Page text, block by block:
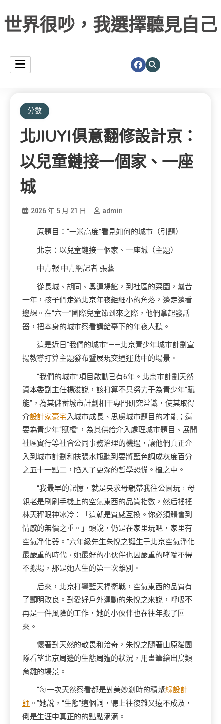
世界很吵，我選擇聽見自己
分數
北JIUYI俱意翻修設計京：
以兒童鏈接一個家、一座
城
2026 年 5 月 21 日 admin
原題目：“一米高度”看見如何的城市（引題）
北京：以兒童鏈接一個家、一座城（主題）
中青報·中青網記者 張藝
從長城、胡同、奧運場館，到社區的菜園，曩昔
一年，孩子們走過北京年夜鉅細小的角落，邊走邊看
邊想。在“六一”國際兒童節到來之際，他們拿起發話
器，把本身的城市察看講給臺下的年夜人聽。
這是近日“我們的城市”——北京青少年城市計劃宣
揚教導打算主題發布暨展現交通運動中的場景。
“我們的城市”項目啟動已有6年。北京市計劃天然
資本委副主任楊浚說，該打算不只努力于為青少年“賦
能”，為其儲蓄城市計劃相干專門研究常識，使其取得
介設計家豪宅入城市成長、思慮城市題目的才能；還
要為青少年“賦權”，為其供給介入處理城市題目、展開
社區實行等社會公同事務治理的機遇，讓他們真正介
入到城市計劃和扶張水瓶聽到要將藍色調成灰度百分
之五十一點二，陷入了更深的哲學恐慌。植之中。
“我最早的記憶，就是央求母親帶我往公園玩，母
親老是刷刷手機上的空氣東西的品質指數，然后搖搖
林天秤眼神冰冷：「這就是質感互換。你必須體會到
情感的無價之重。」頭說，仍是在家里玩吧，家里有
空氣凈化器。”六年級先生朱悅之誕生于北京空氣淨化
最嚴重的時代，她最好的小伙伴也因嚴重的哮喘不得
不搬場，那是她人生的第一次離別。
后來，北京打響藍天捍衛戰，空氣東西的品質有
了顯明改良。對愛好戶外運動的朱悅之來說，呼吸不
再是一件風險的工作，她的小伙伴也在往年搬了回
來。
懷著對天然的敬畏和洽奇，朱悅之隨著山原貓團
隊看望北京周邊的生態周遭的狀況，用畫筆繪出鳥類
育雛的場景。
“每一次天然察看都是對美妙剎時的積聚綠設計
師 。”她說，“生態”這個詞，聽上往復雜又遠不成及，
倒是生涯中真正的的點點滴滴。